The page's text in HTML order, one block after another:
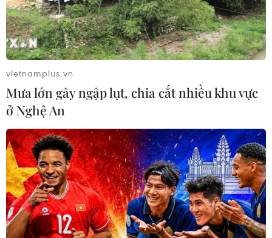
vietnamplus.vn
Mưa lớn gây ngập lụt, chia cắt nhiều khu vực
ở Nghệ An